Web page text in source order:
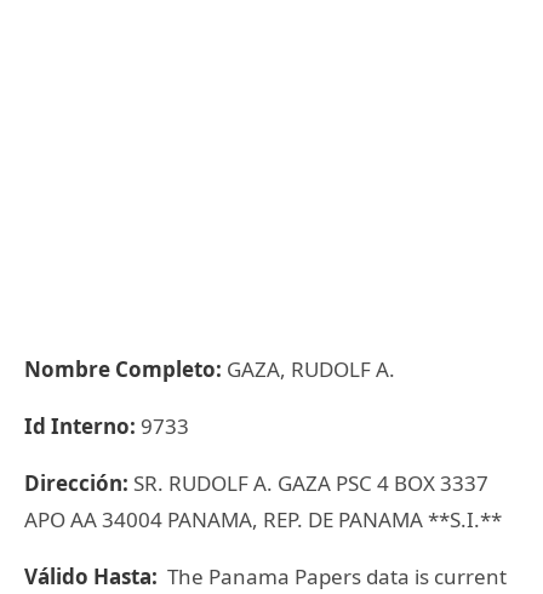
Nombre Completo: GAZA, RUDOLF A.
Id Interno: 9733
Dirección: SR. RUDOLF A. GAZA PSC 4 BOX 3337
APO AA 34004 PANAMA, REP. DE PANAMA **S.I.**
Válido Hasta: The Panama Papers data is current